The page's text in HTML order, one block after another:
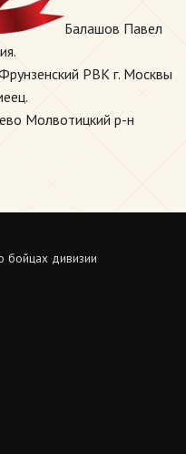
Балашов Павел
РВК г. Москвы
Молвотицкий р-н
бойцах дивизии